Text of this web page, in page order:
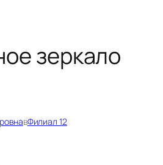
зеркало
вФилиал 12